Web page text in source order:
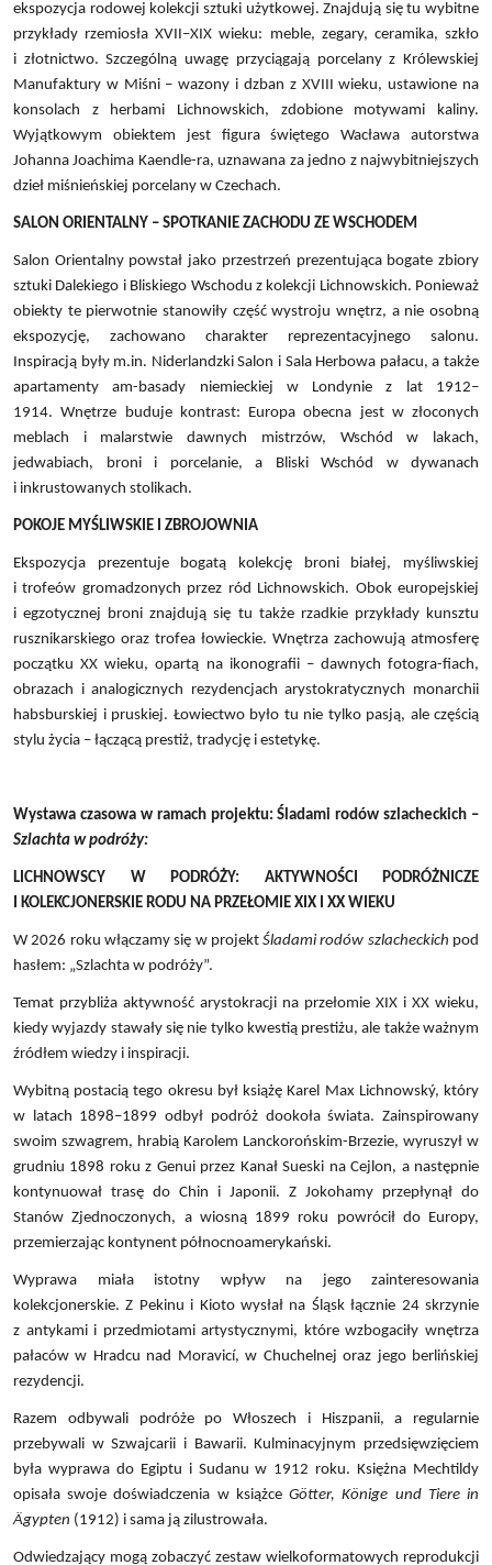
ekspozycja rodowej kolekcji sztuki użytkowej. Znajdują się tu wybitne
przykłady rzemiosła XVII–XIX wieku: meble, zegary, ceramika, szkło
i złotnictwo. Szczególną uwagę przyciągają porcelany z Królewskiej
Manufaktury w Miśni – wazony i dzban z XVIII wieku, ustawione na
konsolach z herbami Lichnowskich, zdobione motywami kaliny.
Wyjątkowym obiektem jest figura świętego Wacława autorstwa
Johanna Joachima Kaendle-ra, uznawana za jedno z najwybitniejszych
dzieł miśnieńskiej porcelany w Czechach.
SALON ORIENTALNY – SPOTKANIE ZACHODU ZE WSCHODEM
Salon Orientalny powstał jako przestrzeń prezentująca bogate zbiory
sztuki Dalekiego i Bliskiego Wschodu z kolekcji Lichnowskich. Ponieważ
obiekty te pierwotnie stanowiły część wystroju wnętrz, a nie osobną
ekspozycję, zachowano charakter reprezentacyjnego salonu.
Inspiracją były m.in. Niderlandzki Salon i Sala Herbowa pałacu, a także
apartamenty am-basady niemieckiej w Londynie z lat 1912–
1914. Wnętrze buduje kontrast: Europa obecna jest w złoconych
meblach i malarstwie dawnych mistrzów, Wschód w lakach,
jedwabiach, broni i porcelanie, a Bliski Wschód w dywanach
i inkrustowanych stolikach.
POKOJE MYŚLIWSKIE I ZBROJOWNIA
Ekspozycja prezentuje bogatą kolekcję broni białej, myśliwskiej
i trofeów gromadzonych przez ród Lichnowskich. Obok europejskiej
i egzotycznej broni znajdują się tu także rzadkie przykłady kunsztu
rusznikarskiego oraz trofea łowieckie. Wnętrza zachowują atmosferę
początku XX wieku, opartą na ikonografii – dawnych fotogra-fiach,
obrazach i analogicznych rezydencjach arystokratycznych monarchii
habsburskiej i pruskiej. Łowiectwo było tu nie tylko pasją, ale częścią
stylu życia – łączącą prestiż, tradycję i estetykę.
Wystawa czasowa w ramach projektu: Śladami rodów szlacheckich –
Szlachta w podróży:
LICHNOWSCY W PODRÓŻY: AKTYWNOŚCI PODRÓŻNICZE
I KOLEKCJONERSKIE RODU NA PRZEŁOMIE XIX I XX WIEKU
W 2026 roku włączamy się w projektŚladami rodów szlacheckich pod
hasłem: „Szlachta w podróży”.
Temat przybliża aktywność arystokracji na przełomie XIX i XX wieku,
kiedy wyjazdy stawały się nie tylko kwestią prestiżu, ale także ważnym
źródłem wiedzy i inspiracji.
Wybitną postacią tego okresu był książę Karel Max Lichnowský, który
w latach 1898–1899 odbył podróż dookoła świata. Zainspirowany
swoim szwagrem, hrabią Karolem Lanckorońskim-Brzezie, wyruszył w
grudniu 1898 roku z Genui przez Kanał Sueski na Cejlon, a następnie
kontynuował trasę do Chin i Japonii. Z Jokohamy przepłynął do
Stanów Zjednoczonych, a wiosną 1899 roku powrócił do Europy,
przemierzając kontynent północnoamerykański.
Wyprawa miała istotny wpływ na jego zainteresowania
kolekcjonerskie. Z Pekinu i Kioto wysłał na Śląsk łącznie 24 skrzynie
z antykami i przedmiotami artystycznymi, które wzbogaciły wnętrza
pałaców w Hradcu nad Moravicí, w Chuchelnej oraz jego berlińskiej
rezydencji.
Razem odbywali podróże po Włoszech i Hiszpanii, a regularnie
przebywali w Szwajcarii i Bawarii. Kulminacyjnym przedsięwzięciem
była wyprawa do Egiptu i Sudanu w 1912 roku. Księżna Mechtildy
opisała swoje doświadczenia w książceGötter, Könige und Tiere in
Ägypten (1912) i sama ją zilustrowała.
Odwiedzający mogą zobaczyć zestaw wielkoformatowych reprodukcji